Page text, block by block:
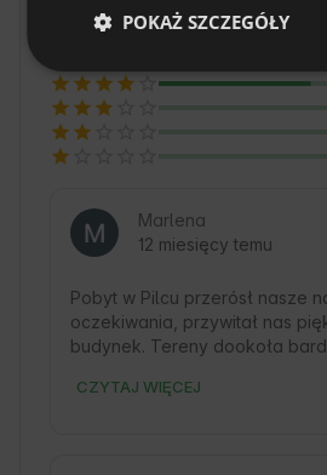
zgiełku. 🍃
Marlena
12 miesięcy temu
Pobyt w Pilcu przerósł nasze
oczekiwania, przywitał nas
budynek. Tereny dookoła
odpocząć od miejskiego
CZYTAJ WIĘCEJ
POKAŻ SZCZEGÓŁY